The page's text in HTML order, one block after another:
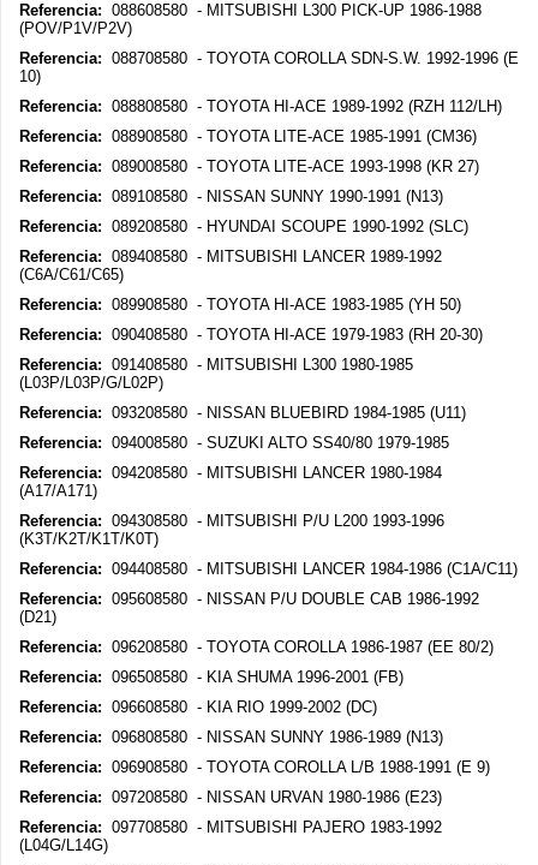
Referencia: 088608580 - MITSUBISHI L300 PICK-UP 1986-1988
(POV/P1V/P2V)
Referencia: 088708580 - TOYOTA COROLLA SDN-S.W. 1992-1996 (E
10)
Referencia: 088808580 - TOYOTA HI-ACE 1989-1992 (RZH 112/LH)
Referencia: 088908580 - TOYOTA LITE-ACE 1985-1991 (CM36)
Referencia: 089008580 - TOYOTA LITE-ACE 1993-1998 (KR 27)
Referencia: 089108580 - NISSAN SUNNY 1990-1991 (N13)
Referencia: 089208580 - HYUNDAI SCOUPE 1990-1992 (SLC)
Referencia: 089408580 - MITSUBISHI LANCER 1989-1992
(C6A/C61/C65)
Referencia: 089908580 - TOYOTA HI-ACE 1983-1985 (YH 50)
Referencia: 090408580 - TOYOTA HI-ACE 1979-1983 (RH 20-30)
Referencia: 091408580 - MITSUBISHI L300 1980-1985
(L03P/L03P/G/L02P)
Referencia: 093208580 - NISSAN BLUEBIRD 1984-1985 (U11)
Referencia: 094008580 - SUZUKI ALTO SS40/80 1979-1985
Referencia: 094208580 - MITSUBISHI LANCER 1980-1984
(A17/A171)
Referencia: 094308580 - MITSUBISHI P/U L200 1993-1996
(K3T/K2T/K1T/K0T)
Referencia: 094408580 - MITSUBISHI LANCER 1984-1986 (C1A/C11)
Referencia: 095608580 - NISSAN P/U DOUBLE CAB 1986-1992
(D21)
Referencia: 096208580 - TOYOTA COROLLA 1986-1987 (EE 80/2)
Referencia: 096508580 - KIA SHUMA 1996-2001 (FB)
Referencia: 096608580 - KIA RIO 1999-2002 (DC)
Referencia: 096808580 - NISSAN SUNNY 1986-1989 (N13)
Referencia: 096908580 - TOYOTA COROLLA L/B 1988-1991 (E 9)
Referencia: 097208580 - NISSAN URVAN 1980-1986 (E23)
Referencia: 097708580 - MITSUBISHI PAJERO 1983-1992
(L04G/L14G)